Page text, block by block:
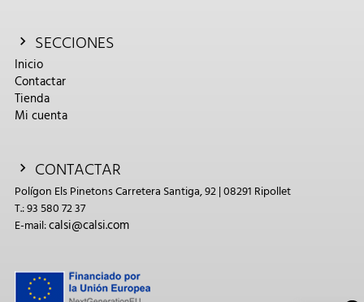
SECCIONES
Inicio
Contactar
Tienda
Mi cuenta
CONTACTAR
Polígon Els Pinetons Carretera Santiga, 92 | 08291 Ripollet
T.: 93 580 72 37
E-mail:calsi@calsi.com